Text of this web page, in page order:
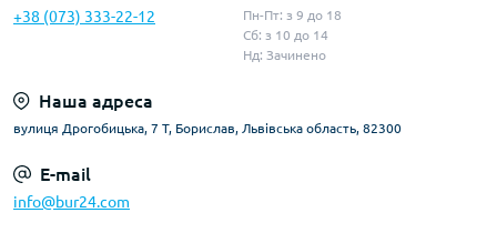
+38 (073) 333-22-12
Пн-Пт: з 9 до 18
Сб: з 10 до 14
Нд: Зачинено
Наша адреса
вулиця Дрогобицька, 7 Т, Борислав, Львівська область, 82300
E-mail
info@bur24.com